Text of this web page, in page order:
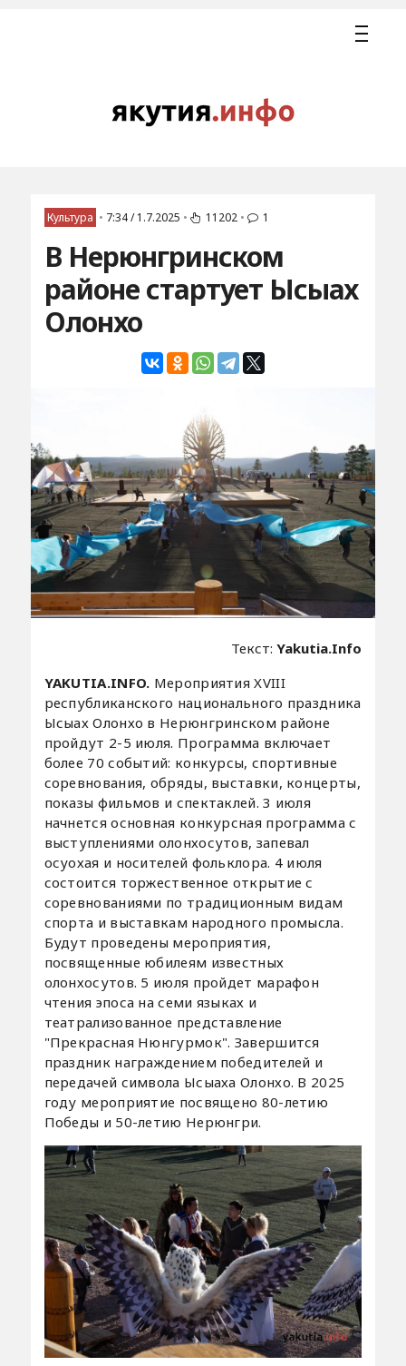
Культура • 7:34 / 1.7.2025 • 11202 • 1
В Нерюнгринском
районе стартует Ысыах
Олонхо
Текст:Yakutia.Info
YAKUTIA.INFO. Мероприятия XVIII
республиканского национального праздника
Ысыах Олонхо в Нерюнгринском районе
пройдут 2-5 июля. Программа включает
более 70 событий: конкурсы, спортивные
соревнования, обряды, выставки, концерты,
показы фильмов и спектаклей. 3 июля
начнется основная конкурсная программа с
выступлениями олонхосутов, запевал
осуохая и носителей фольклора. 4 июля
состоится торжественное открытие с
соревнованиями по традиционным видам
спорта и выставкам народного промысла.
Будут проведены мероприятия,
посвященные юбилеям известных
олонхосутов. 5 июля пройдет марафон
чтения эпоса на семи языках и
театрализованное представление
"Прекрасная Нюнгурмок". Завершится
праздник награждением победителей и
передачей символа Ысыаха Олонхо. В 2025
году мероприятие посвящено 80-летию
Победы и 50-летию Нерюнгри.